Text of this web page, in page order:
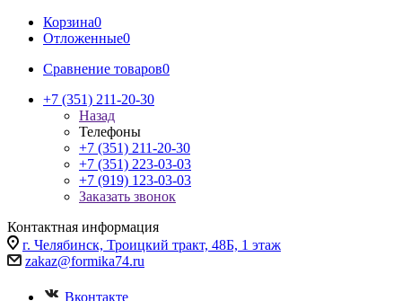
Корзина0
Отложенные0
Сравнение товаров0
+7 (351) 211-20-30
Назад
Телефоны
+7 (351) 211-20-30
+7 (351) 223-03-03
+7 (919) 123-03-03
Заказать звонок
Контактная информация
г. Челябинск, Троицкий тракт, 48Б, 1 этаж
zakaz@formika74.ru
Вконтакте